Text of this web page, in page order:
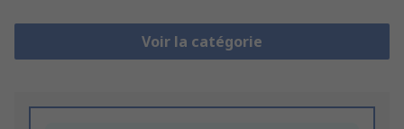
Voir la catégorie